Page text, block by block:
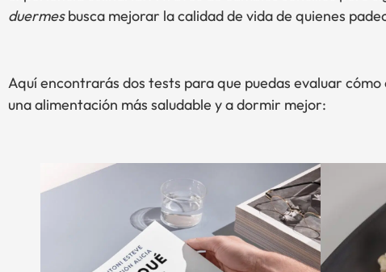
duermesbusca mejorar la calidad de vida de quienes
Aquí encontrarás dos tests para que puedas evaluar
una alimentación más saludable y a dormir mejor: